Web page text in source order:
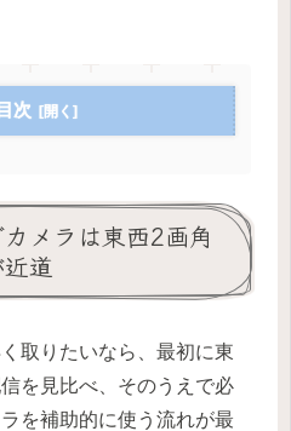
目次
メラは東西2画角
道
取りたいなら、最初に東
を見比べ、そのうえで必
を補助的に使う流れが最